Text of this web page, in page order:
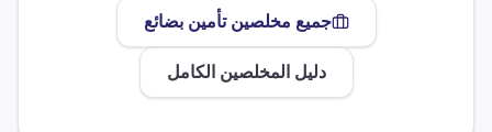
جميع مخلصينتأمين بضائع
دليل المخلصين الكامل